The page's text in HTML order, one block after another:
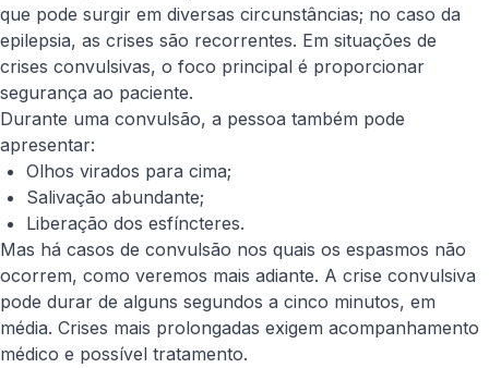
que pode surgir em diversas circunstâncias; no caso da
epilepsia, as crises são recorrentes. Em situações de
crises convulsivas, o foco principal é proporcionar
segurança ao paciente.
Durante uma convulsão, a pessoa também pode
apresentar:
Olhos virados para cima;
Salivação abundante;
Liberação dos esfíncteres.
Mas há casos de convulsão nos quais os espasmos não
ocorrem, como veremos mais adiante. A crise convulsiva
pode durar de alguns segundos a cinco minutos, em
média. Crises mais prolongadas exigem acompanhamento
médico e possível tratamento.